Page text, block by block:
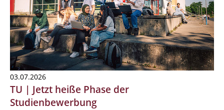
03.07.2026
TU | Jetzt heiße Phase der
Studienbewerbung